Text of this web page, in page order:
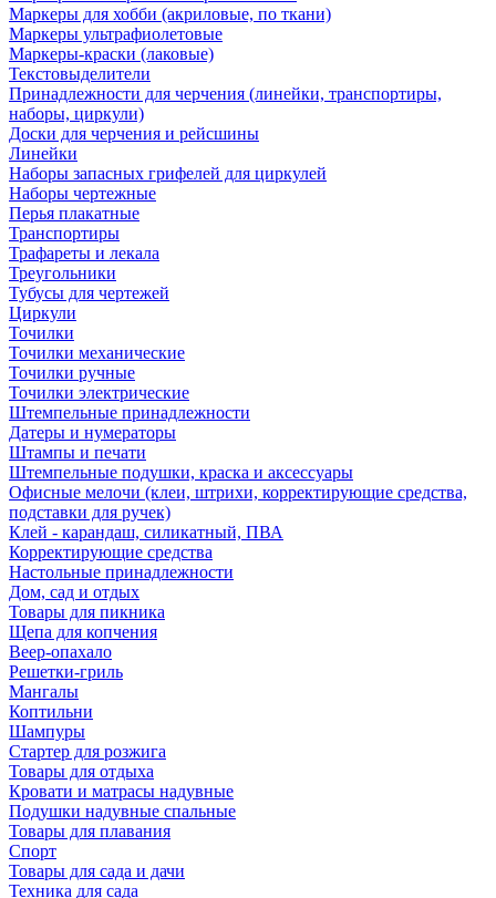
Маркеры для хобби (акриловые, по ткани)
Маркеры ультрафиолетовые
Маркеры-краски (лаковые)
Текстовыделители
Принадлежности для черчения (линейки, транспортиры,
наборы, циркули)
Доски для черчения и рейсшины
Линейки
Наборы запасных грифелей для циркулей
Наборы чертежные
Перья плакатные
Транспортиры
Трафареты и лекала
Треугольники
Тубусы для чертежей
Циркули
Точилки
Точилки механические
Точилки ручные
Точилки электрические
Штемпельные принадлежности
Датеры и нумераторы
Штампы и печати
Штемпельные подушки, краска и аксессуары
Офисные мелочи (клеи, штрихи, корректирующие средства,
подставки для ручек)
Клей - карандаш, силикатный, ПВА
Корректирующие средства
Настольные принадлежности
Дом, сад и отдых
Товары для пикника
Щепа для копчения
Веер-опахало
Решетки-гриль
Мангалы
Коптильни
Шампуры
Стартер для розжига
Товары для отдыха
Кровати и матрасы надувные
Подушки надувные спальные
Товары для плавания
Спорт
Товары для сада и дачи
Техника для сада